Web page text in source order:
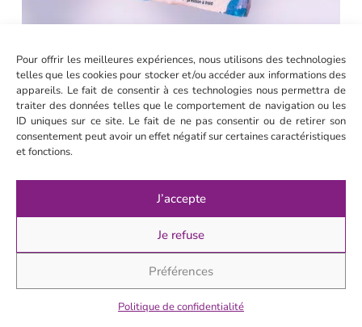
Pour offrir les meilleures expériences, nous utilisons des technologies
telles que les cookies pour stocker et/ou accéder aux informations des
appareils. Le fait de consentir à ces technologies nous permettra de
traiter des données telles que le comportement de navigation ou les
ID uniques sur ce site. Le fait de ne pas consentir ou de retirer son
consentement peut avoir un effet négatif sur certaines caractéristiques
et fonctions.
J’accepte
Je refuse
Préférences
Politique de confidentialité
Savon à froid, peau sèche à sensible, L’Emoustillé
9.00 €
je craque
Créez des souvenirs
positifs
Profitez de l’instant présent: Concentrez-vous
sur les expériences et les moments de plaisir
plutôt que sur votre apparence.
Activités estivales: Engagez-vous dans des